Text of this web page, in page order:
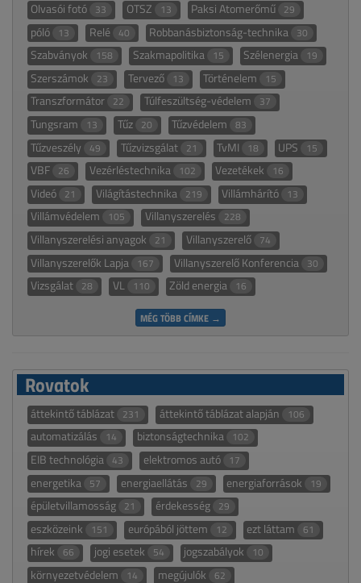
Olvasói fotó 33 OTSZ 13 Paksi Atomerőmű 29
póló 13 Relé 40 Robbanásbiztonság-technika 30
Szabványok 158 Szakmapolitika 15 Szélenergia 19
Szerszámok 23 Tervező 13 Történelem 15
Transzformátor 22 Túlfeszültség-védelem 37
Tungsram 13 Tűz 20 Tűzvédelem 83
Tűzveszély 49 Tűzvizsgálat 21 TvMI 18 UPS 15
VBF 26 Vezérléstechnika 102 Vezetékek 16
Videó 21 Világítástechnika 219 Villámhárító 13
Villámvédelem 105 Villanyszerelés 228
Villanyszerelési anyagok 21 Villanyszerelő 74
Villanyszerelők Lapja 167 Villanyszerelő Konferencia 30
Vizsgálat 28 VL 110 Zöld energia 16
MÉG TÖBB CÍMKE →
Rovatok
áttekintő táblázat 231 áttekintő táblázat alapján 106
automatizálás 14 biztonságtechnika 102
EIB technológia 43 elektromos autó 17
energetika 57 energiaellátás 29 energiaforrások 19
épületvillamosság 21 érdekesség 29
eszközeink 151 európából jöttem 12 ezt láttam 61
hírek 66 jogi esetek 54 jogszabályok 10
környezetvédelem 14 megújulók 62